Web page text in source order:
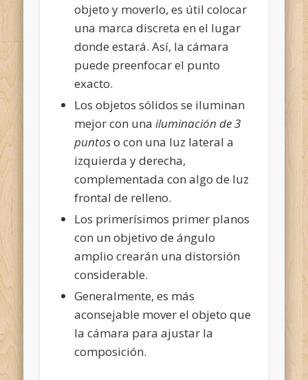
objeto y moverlo, es útil colocar
una marca discreta en el lugar
donde estará. Así, la cámara
puede preenfocar el punto
exacto.
Los objetos sólidos se iluminan
mejor con unailuminación de 3
puntoso con una luz lateral a
izquierda y derecha,
complementada con algo de luz
frontal de relleno.
Los primerísimos primer planos
con un objetivo de ángulo
amplio crearán una distorsión
considerable.
Generalmente, es más
aconsejable mover el objeto que
la cámara para ajustar la
composición.